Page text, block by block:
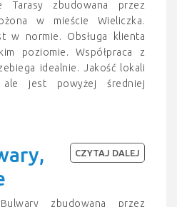
Tarasy zbudowana przez
w mieście Wieliczka.
w normie. Obsługa klienta
poziomie. Współpraca z
idealnie. Jakość lokali
jest powyżej średniej
zbudowana przez
CZYTAJ DALEJ